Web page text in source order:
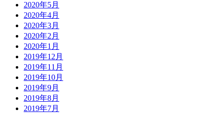
2020年5月
2020年4月
2020年3月
2020年2月
2020年1月
2019年12月
2019年11月
2019年10月
2019年9月
2019年8月
2019年7月